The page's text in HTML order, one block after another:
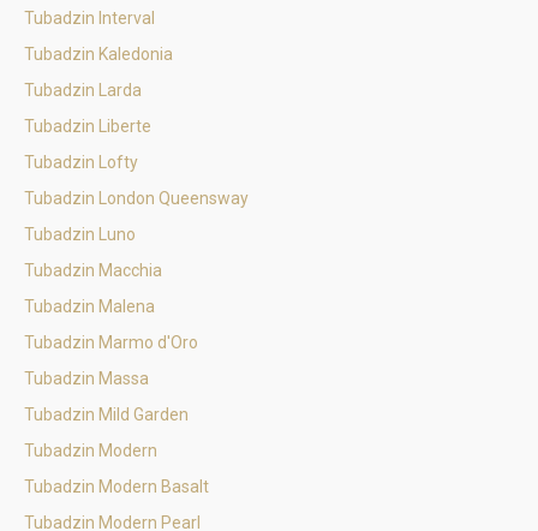
Tubadzin Interval
Tubadzin Kaledonia
Tubadzin Larda
Tubadzin Liberte
Tubadzin Lofty
Tubadzin London Queensway
Tubadzin Luno
Tubadzin Macchia
Tubadzin Malena
Tubadzin Marmo d'Oro
Tubadzin Massa
Tubadzin Mild Garden
Tubadzin Modern
Tubadzin Modern Basalt
Tubadzin Modern Pearl